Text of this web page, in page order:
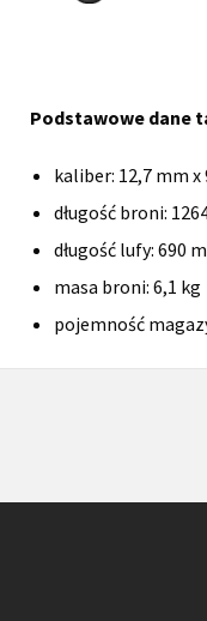
Podstawowe dane
kaliber: 12,7 mm x
długość broni:
długość lufy: 690
masa broni: 6,1 kg
pojemność